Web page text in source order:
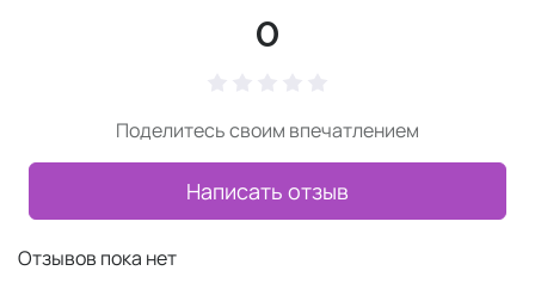
0
Поделитесь своим впечатлением
Написать отзыв
Отзывов пока нет